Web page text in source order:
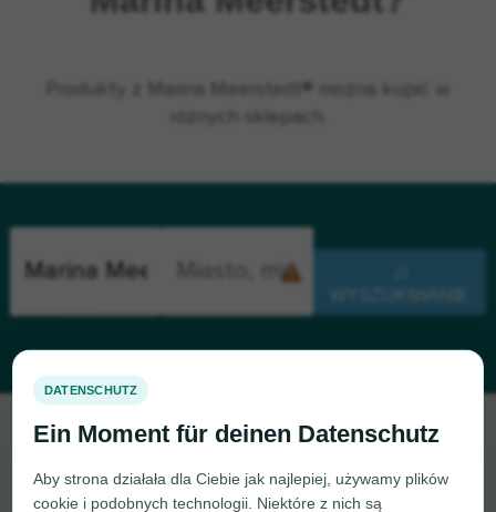
Aktualna lokalizacja
Produkty z Marina Meerstedt® można kupić w
Przepraszamy, nie możemy teraz znaleźć Marina Meerstedt.
wdzięczni, jeśli dasz nam znać.
Aby strona działała dla Ciebie jak najlepiej, używamy plików
cookie i podobnych technologii. Niektóre z nich są